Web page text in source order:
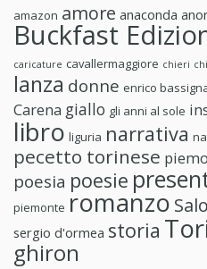
amazon amore anaconda
Buckfast
caricature cavallermaggiore chieri
lanza donne enrico
Carena giallo gli anni al sole
libro liguria narrativa
pecetto torinese
poesia poesie
piemonte romanzo
sergio d'ormea storia
ghiron